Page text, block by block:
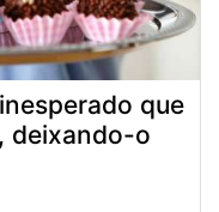
que
deixando-o